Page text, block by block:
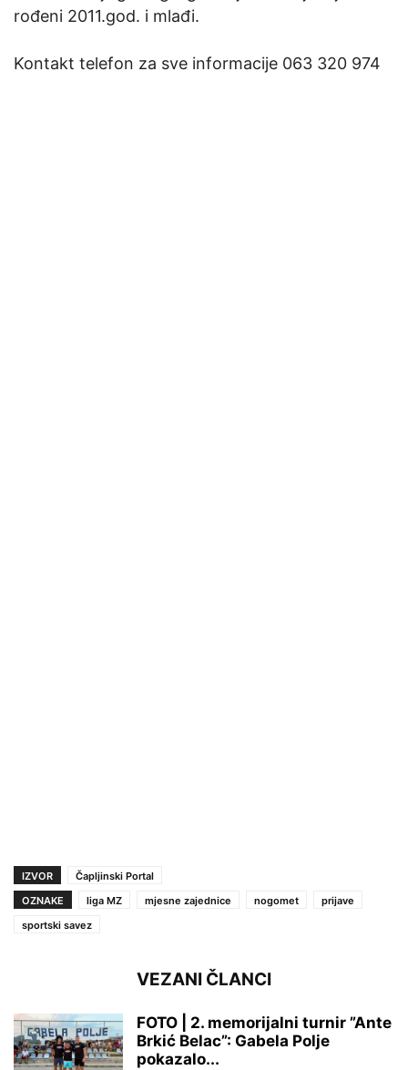
rođeni 2011.god. i mlađi.
Kontakt telefon za sve informacije 063 320 974
IZVOR
Čapljinski Portal
OZNAKE
liga MZ mjesne zajednice nogomet
prijave
sportski savez
VEZANI ČLANCI
FOTO | 2. memorijalni turnir ”Ante
Brkić Belac”: Gabela Polje
pokazalo...